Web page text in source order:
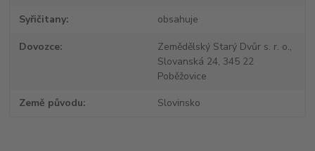
Syřičitany obsahuje
Dovozce
Zemědělský Starý Dvůr s. r. o.,
Slovanská 24, 345 22
Poběžovice
Země původu Slovinsko